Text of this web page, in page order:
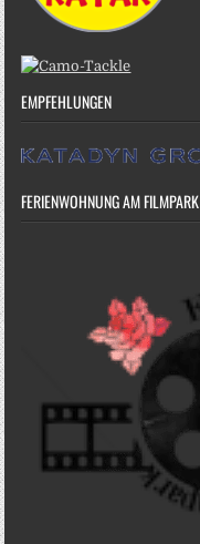
EMPFEHLUNGEN
FERIENWOHNUNG AM FILMPARK